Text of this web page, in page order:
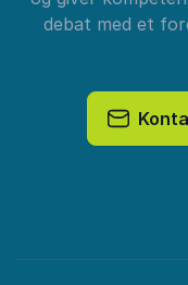
debat med et